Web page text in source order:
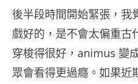
後半段時間開始緊張，我
戲好的，是不會太偏重古
穿梭得很好，animus 變
眾會看得更過癮。如果